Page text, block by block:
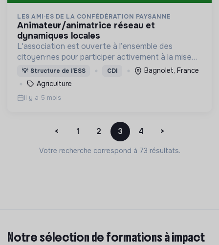
LES AMI·ES DE LA CONFÉDÉRATION PAYSANNE
animateur/animatrice réseau et
dynamiques locales
L'association est ouverte à l’ensemble des
citoyen·nes pour participer activement à la mise
en place d’une agriculture paysanne,
respectueuse du vivant.
💡 Structure de l’ESS CDI
Bagnolet, France
Agriculture
Il y a 5 mois
< 1 2 3 4 >
Votre recherche correspond à 73 résultats.
Notre sélection de formations à impact